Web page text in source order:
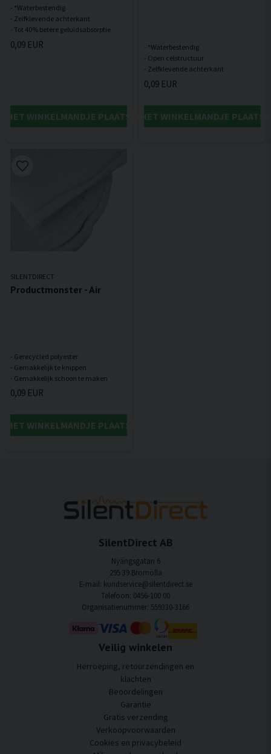
- *Waterbestendig
- Zelfklevende achterkant
0,09 EUR
HET WINKELMANDJE PLAATSEN
- *Waterbestendig
- Open celstructuur
0,09 EUR
IN HET WINKELMANDJE
SILENTDIRECT
Productmonster - Air
- Gerecycled polyester
- Gemakkelijk te knippen
0,09 EUR
HET WINKELMANDJE PLAATSEN
SilentDirect AB
Nyängsgatan 6
295 39 Bromölla
E-mail: kundservice@silentdirect.se
Telefoon: 0456-100 00
Organisatienummer: 559330-3166
Veilig winkelen
Herroeping, retourzendingen en
klachten
Beoordelingen
Garantie
Gratis verzending
Verkoopvoorwaarden
Cookies en privacybeleid